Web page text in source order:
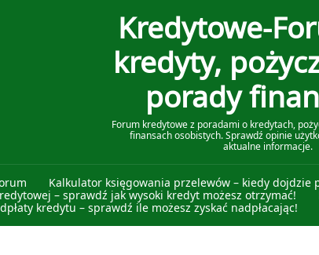
Kredytowe-
kredyty,
porady
Forum kredytowe z poradami o kredytach,
finansach osobistych. Sprawdź opinie
aktualne informacje.
Kalkulator księgowania przelewów – kiedy dojdzie
– sprawdź jak wysoki kredyt możesz otrzymać!
kredytu – sprawdź ile możesz zyskać nadpłacając!